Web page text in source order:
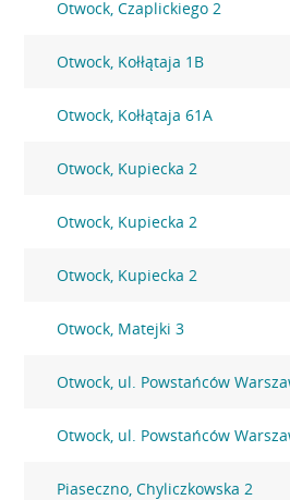
Otwock, Czaplickiego 2
Otwock, Kołłątaja 1B
Otwock, Kołłątaja 61A
Otwock, Kupiecka 2
Otwock, Kupiecka 2
Otwock, Kupiecka 2
Otwock, Matejki 3
Otwock, ul. Powstańców
Otwock, ul. Powstańców
Piaseczno, Chyliczkowska 2